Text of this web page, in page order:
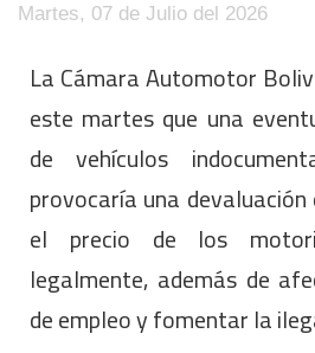
Martes, 07 de Julio del 2026
La Cámara Automotor
este martes que una
de vehículos
provocaría una
el precio de los
legalmente, además de
de empleo y fomentar la